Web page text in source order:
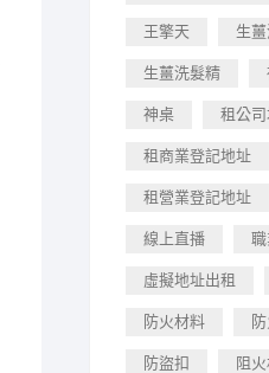
王擎天 生
生薑洗髮精
神桌 租公
租商業登記地址
租營業登記地址
線上直播
虛擬地址出租
防火材料
防盜扣 阻